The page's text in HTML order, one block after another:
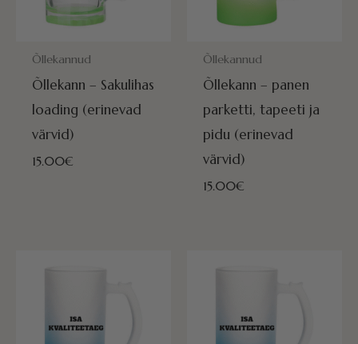
POSTITAMISEKS VALMIS HOMME!
Õllekannud
Õllekann – Sakulihas
loading (erinevad
värvid)
15.00€
POSTITAMISEKS VALMIS
Õllekannud
Õllekann – panen
parketti, tapeeti ja
pidu (erinevad
värvid)
15.00€